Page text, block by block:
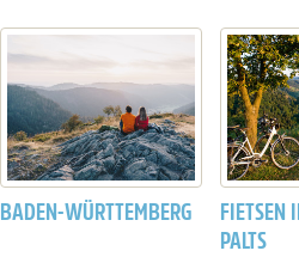
BADEN-WÜRTTEMBERG
FIETSEN
PALTS